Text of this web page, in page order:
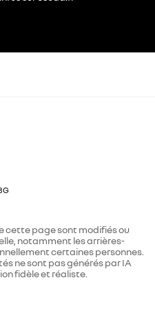
cette page sont modifiés ou
notamment les arrières-
certaines personnes.
ne sont pas générés par IA
fidèle et réaliste.